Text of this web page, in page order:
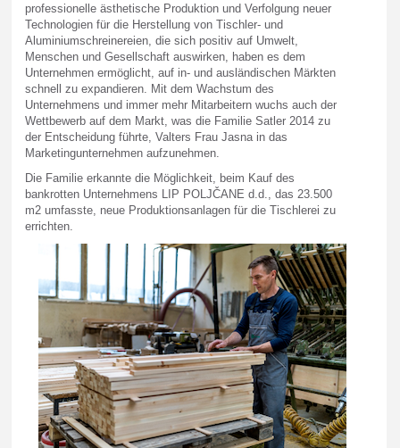
professionelle ästhetische Produktion und Verfolgung neuer
Technologien für die Herstellung von Tischler- und
Aluminiumschreinereien, die sich positiv auf Umwelt,
Menschen und Gesellschaft auswirken, haben es dem
Unternehmen ermöglicht, auf in- und ausländischen Märkten
schnell zu expandieren. Mit dem Wachstum des
Unternehmens und immer mehr Mitarbeitern wuchs auch der
Wettbewerb auf dem Markt, was die Familie Satler 2014 zu
der Entscheidung führte, Valters Frau Jasna in das
Marketingunternehmen aufzunehmen.
Die Familie erkannte die Möglichkeit, beim Kauf des
bankrotten Unternehmens LIP POLJČANE d.d., das 23.500
m2 umfasste, neue Produktionsanlagen für die Tischlerei zu
errichten.